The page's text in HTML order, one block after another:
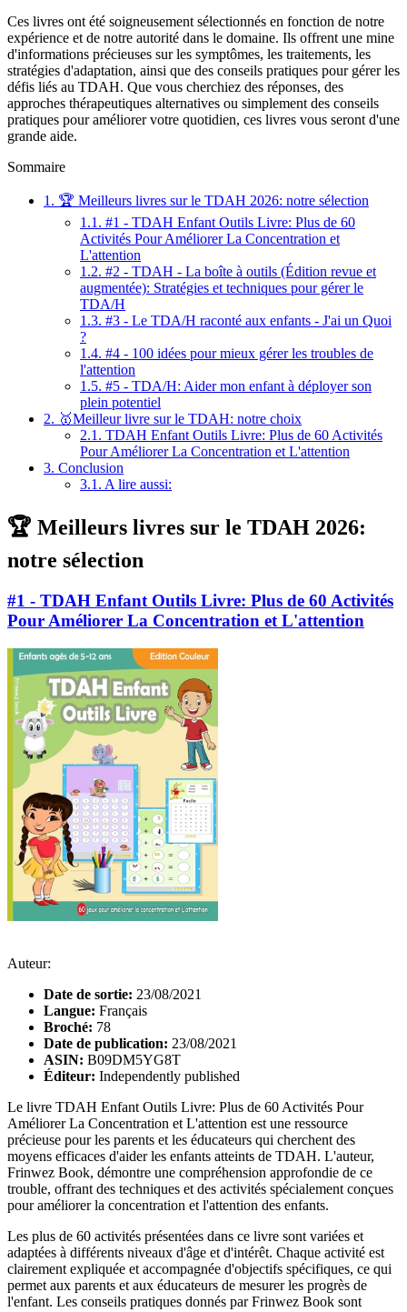
Ces livres ont été soigneusement sélectionnés en fonction de notre
expérience et de notre autorité dans le domaine. Ils offrent une mine
d'informations précieuses sur les symptômes, les traitements, les
stratégies d'adaptation, ainsi que des conseils pratiques pour gérer les
défis liés au TDAH. Que vous cherchiez des réponses, des
approches thérapeutiques alternatives ou simplement des conseils
pratiques pour améliorer votre quotidien, ces livres vous seront d'une
grande aide.
Sommaire
1. 🏆 Meilleurs livres sur le TDAH 2026: notre sélection
1.1. #1 - TDAH Enfant Outils Livre: Plus de 60
Activités Pour Améliorer La Concentration et
L'attention
1.2. #2 - TDAH - La boîte à outils (Édition revue et
augmentée): Stratégies et techniques pour gérer le
TDA/H
1.3. #3 - Le TDA/H raconté aux enfants - J'ai un Quoi
?
1.4. #4 - 100 idées pour mieux gérer les troubles de
l'attention
1.5. #5 - TDA/H: Aider mon enfant à déployer son
plein potentiel
2. 🥇Meilleur livre sur le TDAH: notre choix
2.1. TDAH Enfant Outils Livre: Plus de 60 Activités
Pour Améliorer La Concentration et L'attention
3. Conclusion
3.1. A lire aussi:
🏆 Meilleurs livres sur le TDAH 2026:
notre sélection
#1 - TDAH Enfant Outils Livre: Plus de 60 Activités
Pour Améliorer La Concentration et L'attention
Auteur:
Date de sortie: 23/08/2021
Langue: Français
Broché: 78
Date de publication: 23/08/2021
ASIN: B09DM5YG8T
Éditeur: Independently published
Le livre TDAH Enfant Outils Livre: Plus de 60 Activités Pour
Améliorer La Concentration et L'attention est une ressource
précieuse pour les parents et les éducateurs qui cherchent des
moyens efficaces d'aider les enfants atteints de TDAH. L'auteur,
Frinwez Book, démontre une compréhension approfondie de ce
trouble, offrant des techniques et des activités spécialement conçues
pour améliorer la concentration et l'attention des enfants.
Les plus de 60 activités présentées dans ce livre sont variées et
adaptées à différents niveaux d'âge et d'intérêt. Chaque activité est
clairement expliquée et accompagnée d'objectifs spécifiques, ce qui
permet aux parents et aux éducateurs de mesurer les progrès de
l'enfant. Les conseils pratiques donnés par Frinwez Book sont